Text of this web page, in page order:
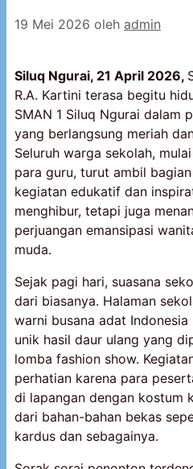
19 Mei 2026 oleh admin
Siluq Ngurai, 21 April 2026,
R.A. Kartini terasa begitu
SMAN 1 Siluq Ngurai dalam
yang berlangsung meriah
Seluruh warga sekolah,
para guru, turut ambil
kegiatan edukatif dan
menghibur, tetapi juga
perjuangan emansipasi
muda.
Sejak pagi hari, suasana
dari biasanya. Halaman
warni busana adat
unik hasil daur ulang yang
lomba fashion show.
perhatian karena para
di lapangan dengan kostum
dari bahan-bahan bekas
kardus dan sebagainya.